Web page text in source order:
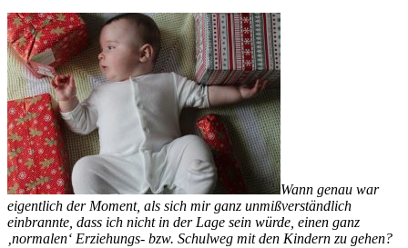
Wann genau war
eigentlich der Moment, als sich mir ganz unmißverständlich
einbrannte, dass ich nicht in der Lage sein würde, einen ganz
‚normalen‘ Erziehungs- bzw. Schulweg mit den Kindern zu gehen?